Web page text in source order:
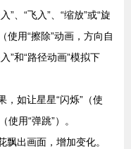
”、“飞入”、“缩放”或“旋
使用“擦除”动画，方向自
”和“路径动画”模拟下
，如让星星“闪烁”（使
使用“弹跳”）。
飘出画面，增加变化。